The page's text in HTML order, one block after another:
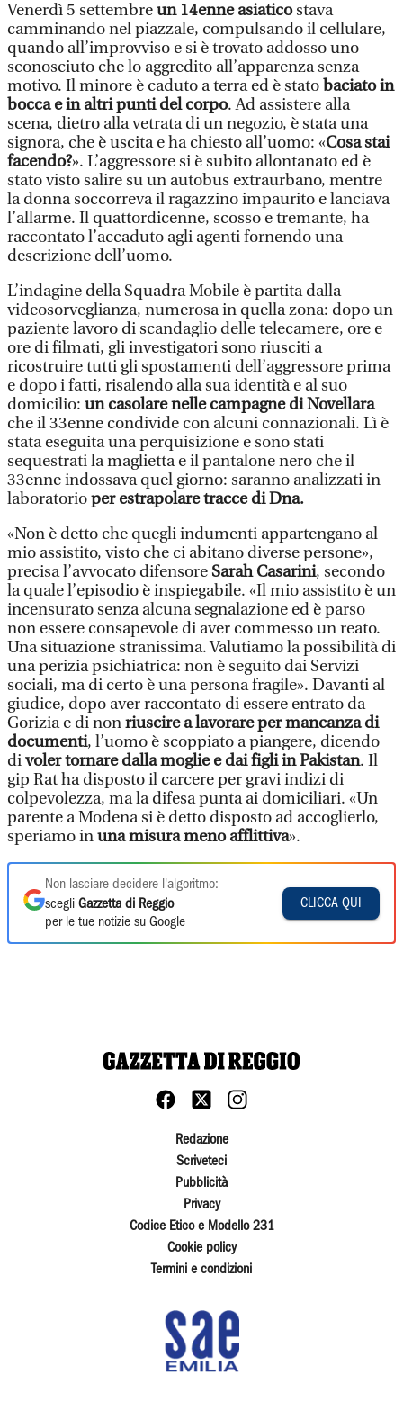
Venerdì 5 settembreun 14enne asiaticostava
camminando nel piazzale, compulsando il cellulare,
quando all’improvviso e si è trovato addosso uno
sconosciuto che lo aggredito all’apparenza senza
motivo. Il minore è caduto a terra ed è stato baciato in
bocca e in altri punti del corpo. Ad assistere alla
scena, dietro alla vetrata di un negozio, è stata una
signora, che è uscita e ha chiesto all’uomo: «Cosa stai
facendo?». L’aggressore si è subito allontanato ed è
stato visto salire su un autobus extraurbano, mentre
la donna soccorreva il ragazzino impaurito e lanciava
l’allarme. Il quattordicenne, scosso e tremante, ha
raccontato l’accaduto agli agenti fornendo una
descrizione dell’uomo.
L’indagine della Squadra Mobile è partita dalla
videosorveglianza, numerosa in quella zona: dopo un
paziente lavoro di scandaglio delle telecamere, ore e
ore di filmati, gli investigatori sono riusciti a
ricostruire tutti gli spostamenti dell’aggressore prima
e dopo i fatti, risalendo alla sua identità e al suo
domicilio: un casolare nelle campagne di Novellara
che il 33enne condivide con alcuni connazionali. Lì è
stata eseguita una perquisizione e sono stati
sequestrati la maglietta e il pantalone nero che il
33enne indossava quel giorno: saranno analizzati in
laboratorioper estrapolare tracce di Dna.
«Non è detto che quegli indumenti appartengano al
mio assistito, visto che ci abitano diverse persone»,
precisa l’avvocato difensore Sarah Casarini, secondo
la quale l’episodio è inspiegabile. «Il mio assistito è un
incensurato senza alcuna segnalazione ed è parso
non essere consapevole di aver commesso un reato.
Una situazione stranissima. Valutiamo la possibilità di
una perizia psichiatrica: non è seguito dai Servizi
sociali, ma di certo è una persona fragile». Davanti al
giudice, dopo aver raccontato di essere entrato da
Gorizia e di nonriuscire a lavorare per mancanza di
documenti, l’uomo è scoppiato a piangere, dicendo
divoler tornare dalla moglie e dai figli in Pakistan. Il
gip Rat ha disposto il carcere per gravi indizi di
colpevolezza, ma la difesa punta ai domiciliari. «Un
parente a Modena si è detto disposto ad accoglierlo,
speriamo inuna misura meno afflittiva».
Non lasciare decidere l'algoritmo:
scegli Gazzetta di Reggio
per le tue notizie su Google
CLICCA QUI
Redazione
Scriveteci
Pubblicità
Privacy
Codice Etico e Modello 231
Cookie policy
Termini e condizioni